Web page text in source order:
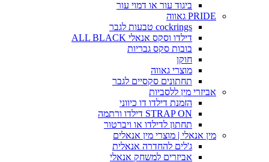
ביגוד עור או דמוי עור
PRIDE גאווה
cockrings טבעות לגבר
דילדו וסקס אנאלי ALL BLACK
בובות סקס גבריות
חוקן
מוצרי גאווה
תחתונים סקסיים לגבר
אביזרי מין ללסביות
הזמנת דילדו דו כיווני
STRAP ON דילדו ורתמה
תחתון לדילדו או ויברטור
מין אנאלי | מוצרי מין אנאלים
ג'לים להחדרה אנאלית
אביזרים למשחק אנאלי